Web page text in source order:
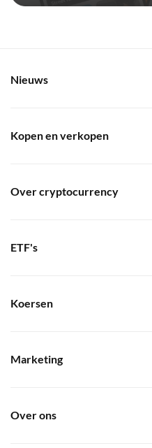
Nieuws
Kopen en verkopen
Over cryptocurrency
ETF's
Koersen
Marketing
Over ons